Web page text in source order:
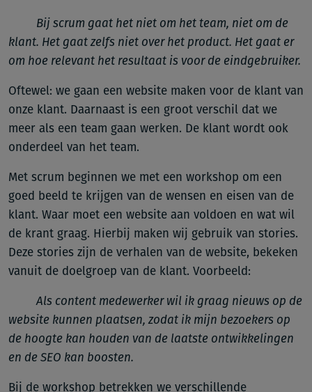
Bij scrum gaat het niet om het team, niet om de
klant. Het gaat zelfs niet over het product. Het gaat er
om hoe relevant het resultaat is voor de eindgebruiker.
Oftewel: we gaan een website maken voor de klant van
onze klant. Daarnaast is een groot verschil dat we
meer als een team gaan werken. De klant wordt ook
onderdeel van het team.
Met scrum beginnen we met een workshop om een
goed beeld te krijgen van de wensen en eisen van de
klant. Waar moet een website aan voldoen en wat wil
de krant graag. Hierbij maken wij gebruik van stories.
Deze stories zijn de verhalen van de website, bekeken
vanuit de doelgroep van de klant. Voorbeeld:
Als content medewerker wil ik graag nieuws op de
website kunnen plaatsen, zodat ik mijn bezoekers op
de hoogte kan houden van de laatste ontwikkelingen
en de SEO kan boosten.
Bij de workshop betrekken we verschillende